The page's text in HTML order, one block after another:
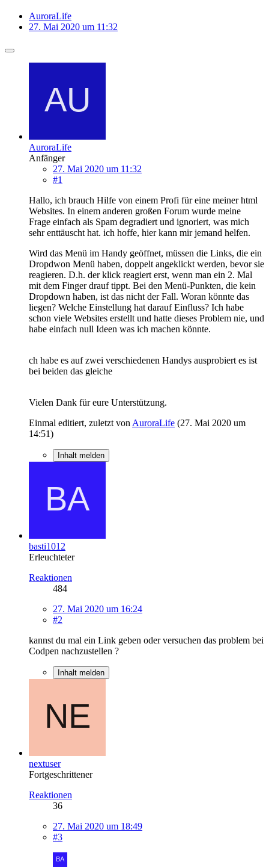
AuroraLife
27. Mai 2020 um 11:32
AuroraLife
Anfänger
27. Mai 2020 um 11:32
#1
Hallo, ich brauch Hilfe von einem Profi für eine meiner html
Websites. In einem anderen großen Forum wurde meine
Frage einfach als Spam degradiert und ignoriert, was mich
sehr enttäuscht hat. ich hoffe, hier kann mir jemand helfen.
Wird das Menü im Handy geöffnet, müssen die Links, die ein
Dropdwon Menü haben, doppelt angeklickt werden, bevor sie
reagieren. D.h. der klick reagiert erst, wenn man ein 2. Mal
mit dem Finger drauf tippt. Bei den Menü-Punkten, die kein
Dropdown haben, ist das nicht der Fall. Woran könnte das
liegen? Welche Einstellung hat darauf Einfluss? Ich habe
schon viele Websites erstellt und hatte dieses Problem nie, und
habe einfach null Ideen was ich machen könnte.
ch habe es auf zwei verschiedenen Handys ausprobiert es ist
bei beiden das gleiche
Vielen Dank für eure Unterstützung.
Einmal editiert, zuletzt von AuroraLife (27. Mai 2020 um
14:51)
Inhalt melden
basti1012
Erleuchteter
Reaktionen
484
27. Mai 2020 um 16:24
#2
kannst du mal ein Link geben oder versuchen das problem bei
Codpen nachzustellen ?
Inhalt melden
nextuser
Fortgeschrittener
Reaktionen
36
27. Mai 2020 um 18:49
#3